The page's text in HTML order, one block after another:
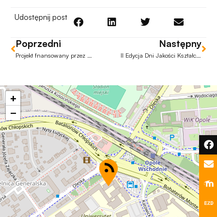
Udostępnij post
Poprzedni Następny
+
−
internetowa
podczas
Jeśli odrzucisz
te pliki cookie,
niektóre funkcje
znikną ze strony
internetowej.
Marketing
Udostępniając
swoje
zainteresowania i
zachowania